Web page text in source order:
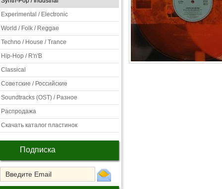
Experimental / Electronic
World / Folk / Reggae
Techno / House / Trance
Hip-Hop / R'n'B
Classical
Советские / Российские
Soundtracks (OST) / Разное
Распродажа
Скачать каталог пластинок
Подписка